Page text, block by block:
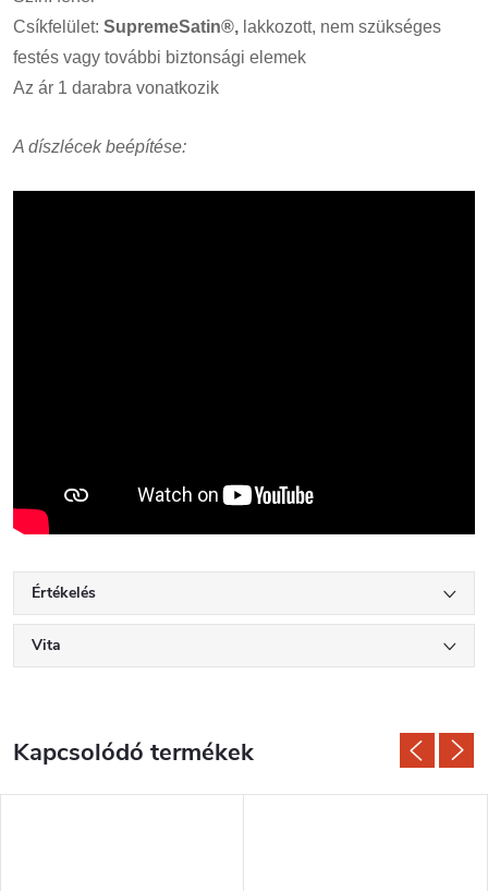
Csíkfelület: SupremeSatin®, lakkozott, nem szükséges
festés vagy további biztonsági elemek
Az ár 1 darabra vonatkozik
A díszlécek beépítése:
Értékelés
Vita
Kapcsolódó termékek